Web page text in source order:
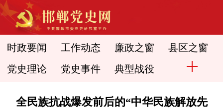
时政要闻 工作动态 廉政之窗 县区之窗
党史理论 党史事件 典型战役
全民族抗战爆发前后的“中华民族解放先